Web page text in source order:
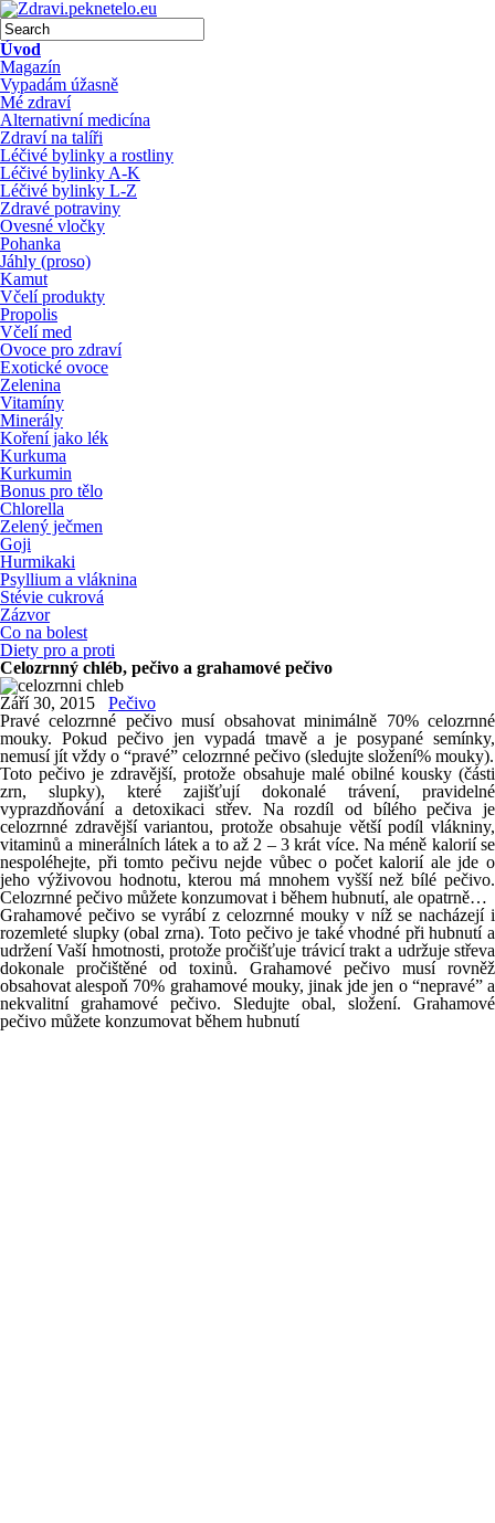
Úvod
Magazín
Vypadám úžasně
Mé zdraví
Alternativní medicína
Zdraví na talíři
Léčivé bylinky a rostliny
Léčivé bylinky A-K
Léčivé bylinky L-Z
Zdravé potraviny
Ovesné vločky
Pohanka
Jáhly (proso)
Kamut
Včelí produkty
Propolis
Včelí med
Ovoce pro zdraví
Exotické ovoce
Zelenina
Vitamíny
Minerály
Koření jako lék
Kurkuma
Kurkumin
Bonus pro tělo
Chlorella
Zelený ječmen
Goji
Hurmikaki
Psyllium a vláknina
Stévie cukrová
Zázvor
Co na bolest
Diety pro a proti
Celozrnný chléb, pečivo a grahamové pečivo
Září 30, 2015
Pečivo
Pravé celozrnné pečivo musí obsahovat minimálně 70% celozrnné
mouky. Pokud pečivo jen vypadá tmavě a je posypané semínky,
nemusí jít vždy o “pravé” celozrnné pečivo (sledujte složení% mouky).
Toto pečivo je zdravější, protože obsahuje malé obilné kousky (části
zrn, slupky), které zajišťují dokonalé trávení, pravidelné
vyprazdňování a detoxikaci střev. Na rozdíl od bílého pečiva je
celozrnné zdravější variantou, protože obsahuje větší podíl vlákniny,
vitaminů a minerálních látek a to až 2 – 3 krát více. Na méně kalorií se
nespoléhejte, při tomto pečivu nejde vůbec o počet kalorií ale jde o
jeho výživovou hodnotu, kterou má mnohem vyšší než bílé pečivo.
Celozrnné pečivo můžete konzumovat i během hubnutí, ale opatrně…
Grahamové pečivo se vyrábí z celozrnné mouky v níž se nacházejí i
rozemleté ​​slupky (obal zrna). Toto pečivo je také vhodné při hubnutí a
udržení Vaší hmotnosti, protože pročišťuje trávicí trakt a udržuje střeva
dokonale pročištěné od toxinů. Grahamové pečivo musí rovněž
obsahovat alespoň 70% grahamové mouky, jinak jde jen o “nepravé” a
nekvalitní grahamové pečivo. Sledujte obal, složení. Grahamové
pečivo můžete konzumovat během hubnutí